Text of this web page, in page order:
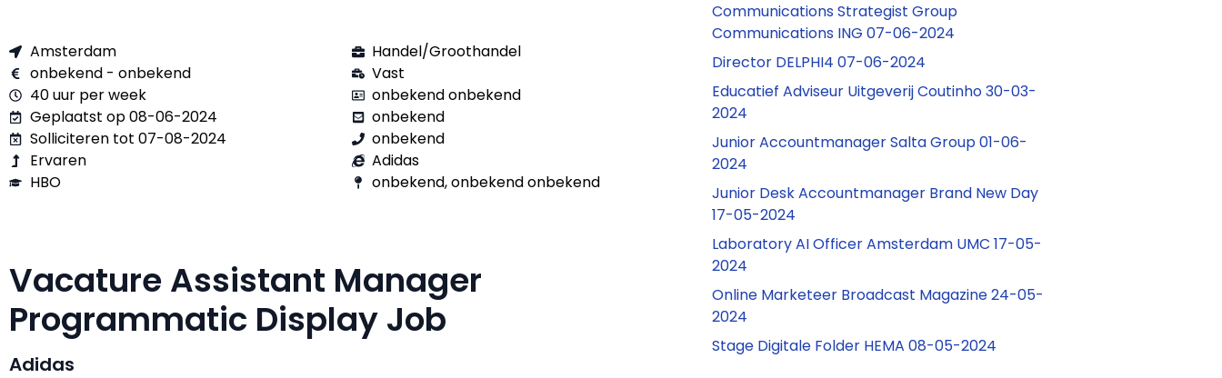
Amsterdam
onbekend - onbekend
40 uur per week
Geplaatst op 08-06-2024
Solliciteren tot 07-08-2024
Ervaren
HBO
Handel/Groothandel
Vast
onbekend onbekend
onbekend
onbekend
Adidas
onbekend, onbekend onbekend
Vacature Assistant Manager
Programmatic Display Job
Adidas
Communications Strategist Group
Communications ING 07-06-2024
Director DELPHI4 07-06-2024
Educatief Adviseur Uitgeverij Coutinho 30-03-
2024
Junior Accountmanager Salta Group 01-06-
2024
Junior Desk Accountmanager Brand New Day
17-05-2024
Laboratory AI Officer Amsterdam UMC 17-05-
2024
Online Marketeer Broadcast Magazine 24-05-
2024
Stage Digitale Folder HEMA 08-05-2024